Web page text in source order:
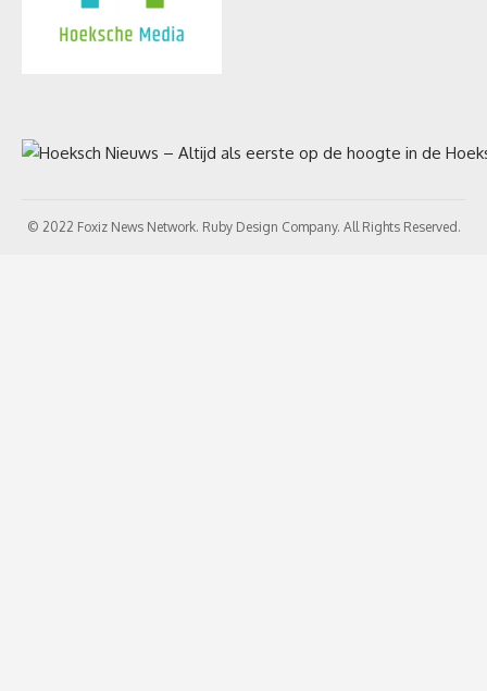
© 2022 Foxiz News Network. Ruby Design Company. All Rights Reserved.